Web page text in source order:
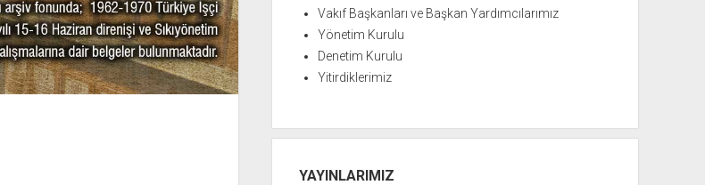
Vakıf Başkanları ve Başkan Yardımcılarımız
Yönetim Kurulu
Denetim Kurulu
Yitirdiklerimiz
YAYINLARIMIZ